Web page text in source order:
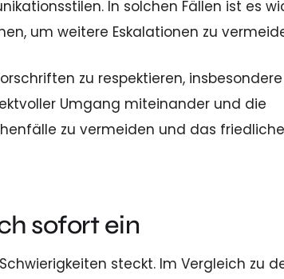
In solchen Fällen ist es
um weitere Eskalationen zu
zu respektieren,
Umgang miteinander und die
zu vermeiden und das friedliche
sofort ein
steckt. Im Vergleich zu